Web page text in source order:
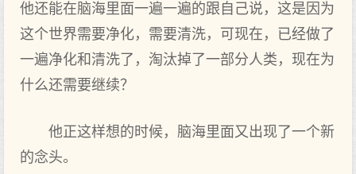
他还能在脑海里面一遍一遍的跟自己说，这是因为
这个世界需要净化，需要清洗，可现在，已经做了
一遍净化和清洗了，淘汰掉了一部分人类，现在为
什么还需要继续？
他正这样想的时候，脑海里面又出现了一个新
的念头。